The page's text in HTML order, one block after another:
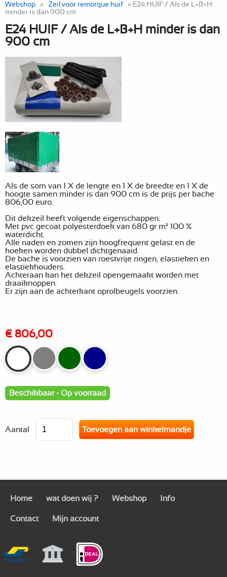
Webshop » Zeil voor remorque huif » E24 HUIF / Als de L+B+H
minder is dan 900 cm
E24 HUIF / Als de L+B+H minder is dan
900 cm
Als de som van 1 X de lengte en 1 X de breedte en 1 X de
hoogte samen minder is dan 900 cm is de prijs per bache
806,00 euro.
Dit dekzeil heeft volgende eigenschappen:
Met pvc gecoat polyesterdoek van 680 gr m² 100 %
waterdicht.
Alle naden en zomen zijn hoogfrequent gelast en de
hoeken worden dubbel dichtgenaaid.
De bache is voorzien van roestvrije ringen, elastieken en
elastiekhouders.
Achteraan kan het dekzeil opengemaakt worden met
draaiknoppen.
Er zijn aan de achterkant oprolbeugels voorzien.
€ 806,00
Beschikbaar - Op voorraad
Aantal
Home wat doen wij ? Webshop Info
Contact Mijn account